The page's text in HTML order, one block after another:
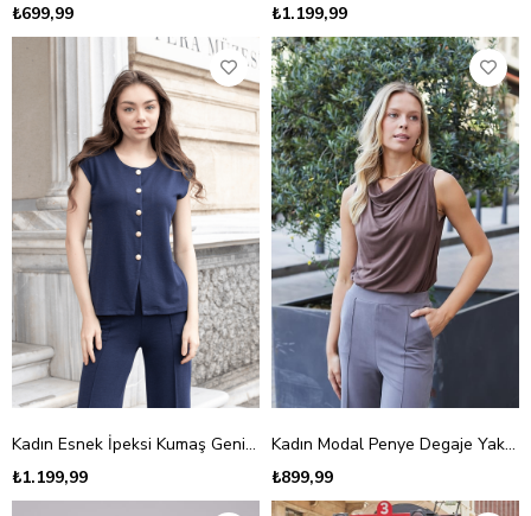
₺699,99
₺1.199,99
Kadın Esnek İpeksi Kumaş Geniş Sıfır Yaka Düğmeli Düşük Omuzlu Ceket Bluz-Lacivert
₺1.199,99
Kadın Modal Penye Degaje Yaka Kolsuz Bluz-Kahve
₺899,99